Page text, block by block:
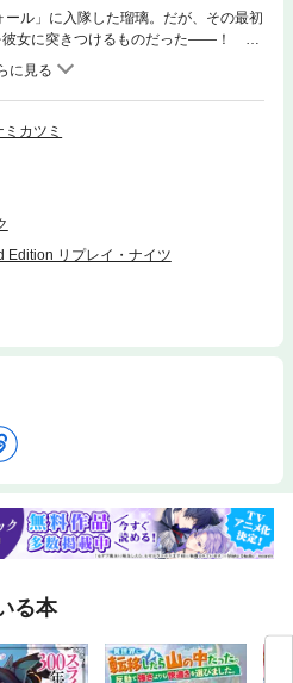
ル」に入隊した瑠璃。だが、その最初
彼女に突きつけるものだった――！ ゲ
イシリーズがついに始動!!
ミカツミ
Edition リプレイ・ナイツ
る本